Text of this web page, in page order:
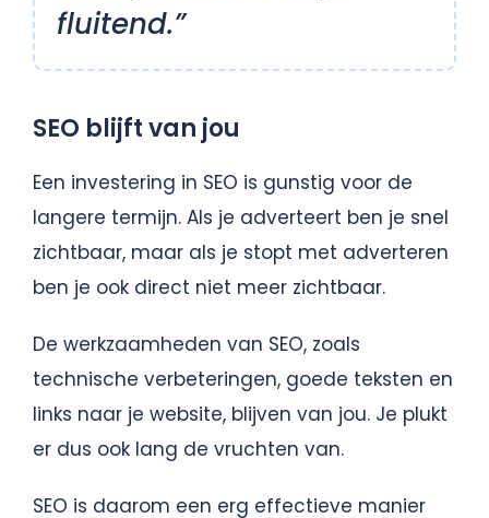
fluitend.”
SEO blijft van jou
Een investering in SEO is gunstig voor de
langere termijn. Als je adverteert ben je snel
zichtbaar, maar als je stopt met adverteren
ben je ook direct niet meer zichtbaar.
De werkzaamheden van SEO, zoals
technische verbeteringen, goede teksten en
links naar je website, blijven van jou. Je plukt
er dus ook lang de vruchten van.
SEO is daarom een erg effectieve manier